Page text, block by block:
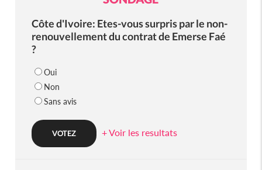
Côte d'Ivoire: Etes-vous surpris par le non-
renouvellement du contrat de Emerse Faé
?
Oui
Non
Sans avis
+ Voir les resultats